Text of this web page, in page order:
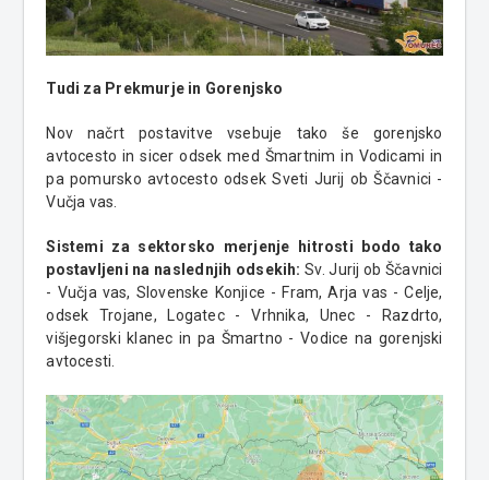
Tudi za Prekmurje in Gorenjsko
Nov načrt postavitve vsebuje tako še gorenjsko
avtocesto in sicer odsek med Šmartnim in Vodicami in
pa pomursko avtocesto odsek Sveti Jurij ob Ščavnici -
Vučja vas.
Sistemi za sektorsko merjenje hitrosti bodo tako
postavljeni na naslednjih odsekih: Sv. Jurij ob Ščavnici
- Vučja vas, Slovenske Konjice - Fram, Arja vas - Celje,
odsek Trojane, Logatec - Vrhnika, Unec - Razdrto,
višjegorski klanec in pa Šmartno - Vodice na gorenjski
avtocesti.